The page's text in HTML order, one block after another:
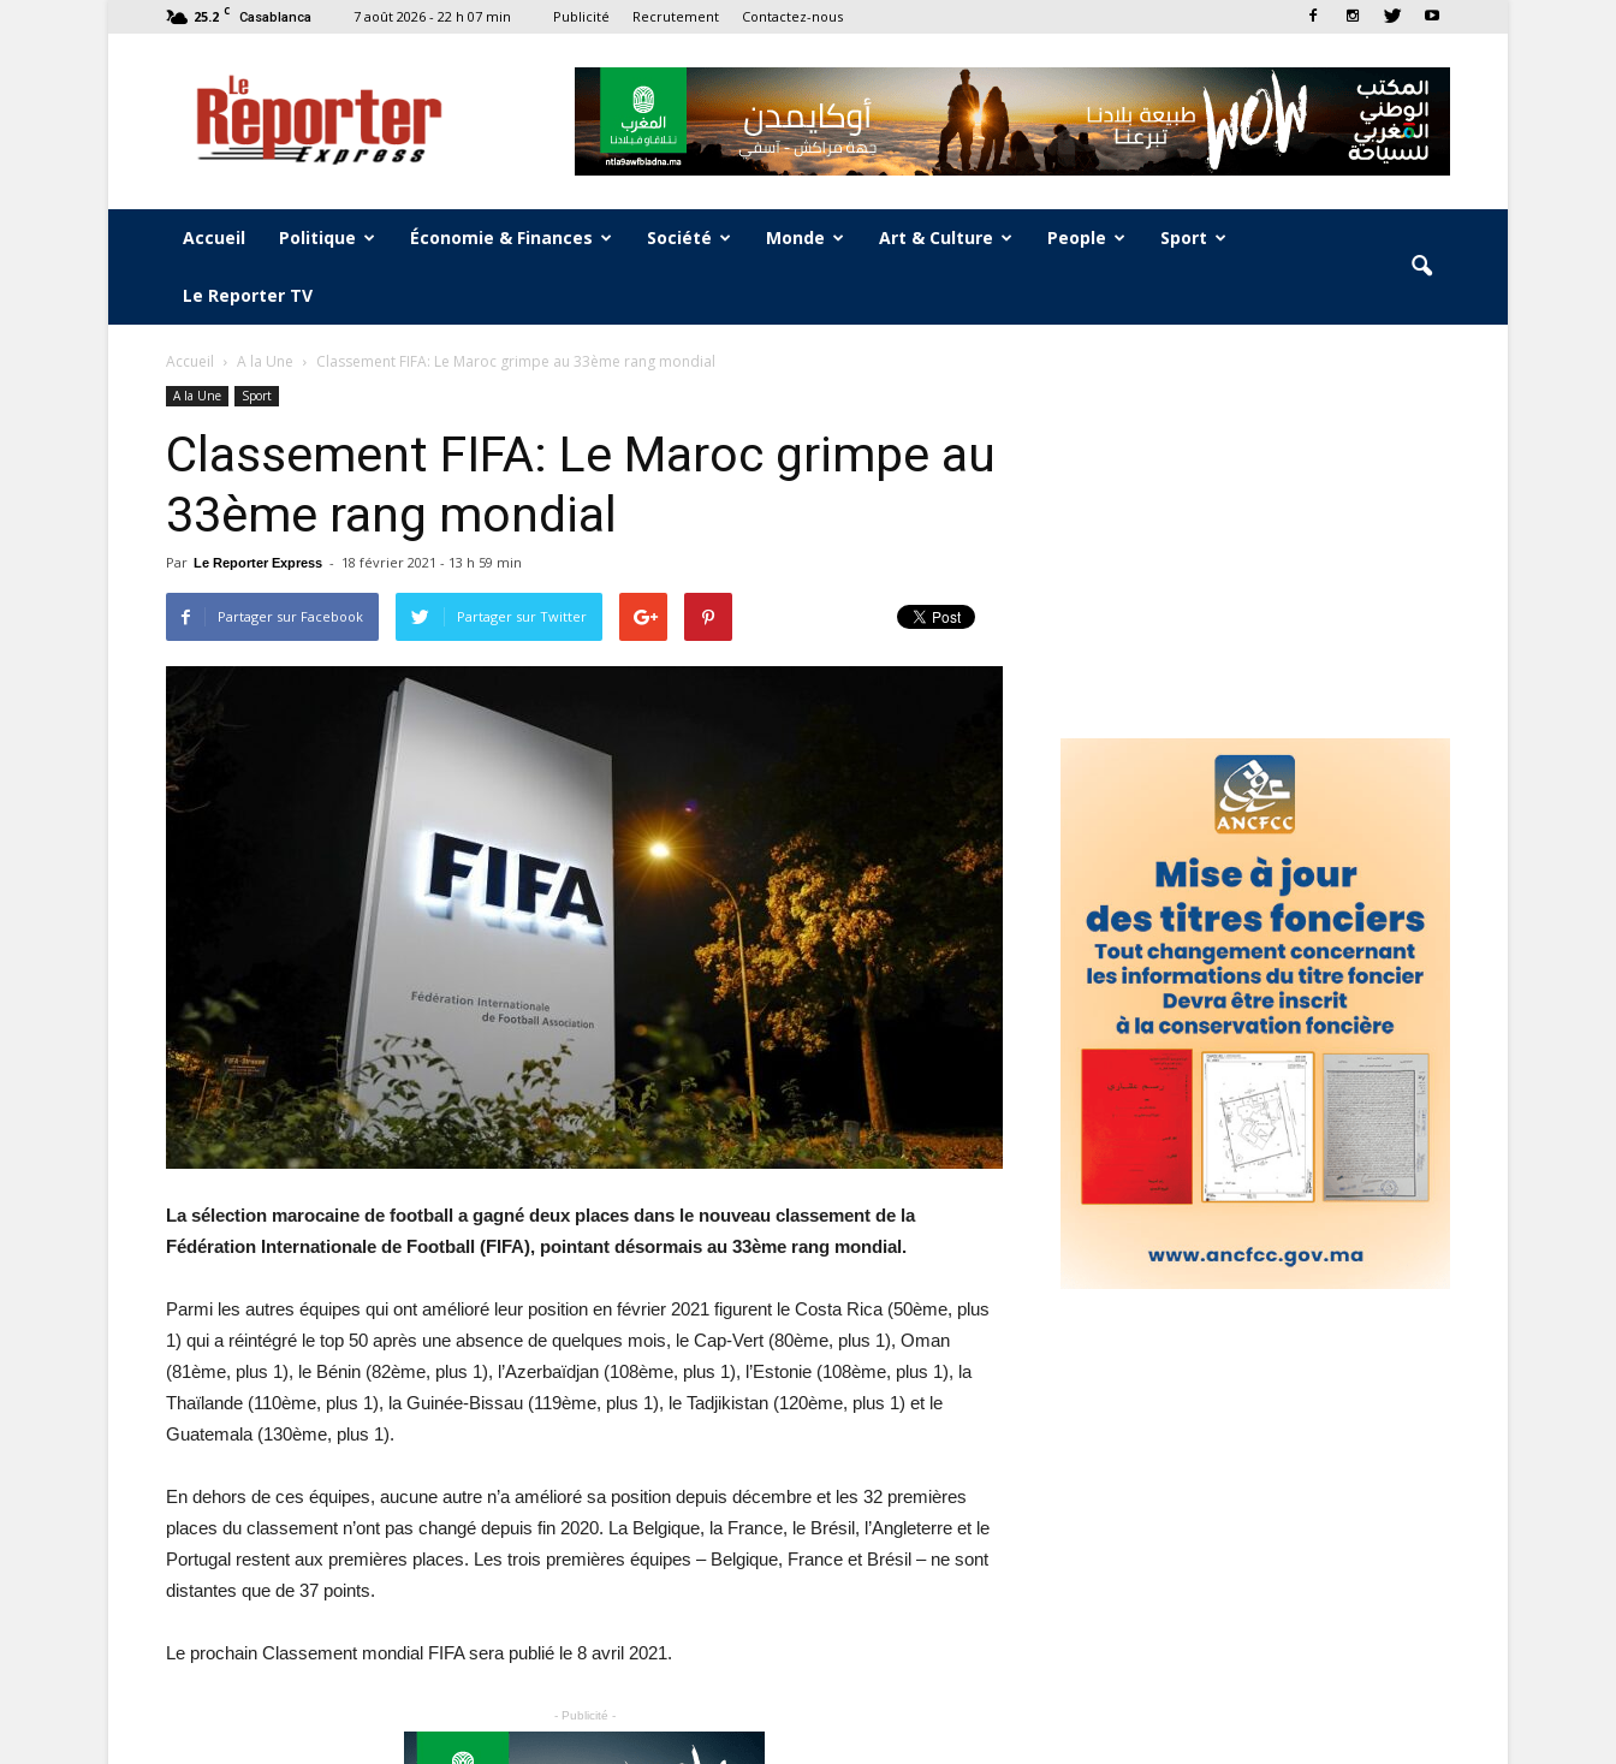
25.2 C Casablanca 7 août 2026 - 22 h 07 min Publicité Recrutement Contactez-nous
Le
Reporter
Express
Accueil Politique Économie & Finances Société Monde Art & Culture People Sport
Le Reporter TV
Accueil A la Une Classement FIFA: Le Maroc grimpe au 33ème rang mondial
A la Une Sport
Classement FIFA: Le Maroc grimpe au
33ème rang mondial
Par Le Reporter Express - 18 février 2021 - 13 h 59 min
Partager sur Facebook Partager sur Twitter
La sélection marocaine de football a gagné deux places dans le nouveau classement de la
Fédération Internationale de Football (FIFA), pointant désormais au 33ème rang mondial.
Parmi les autres équipes qui ont amélioré leur position en février 2021 figurent le Costa Rica (50ème, plus
1) qui a réintégré le top 50 après une absence de quelques mois, le Cap-Vert (80ème, plus 1), Oman
(81ème, plus 1), le Bénin (82ème, plus 1), l’Azerbaïdjan (108ème, plus 1), l’Estonie (108ème, plus 1), la
Thaïlande (110ème, plus 1), la Guinée-Bissau (119ème, plus 1), le Tadjikistan (120ème, plus 1) et le
Guatemala (130ème, plus 1).
En dehors de ces équipes, aucune autre n’a amélioré sa position depuis décembre et les 32 premières
places du classement n’ont pas changé depuis fin 2020. La Belgique, la France, le Brésil, l’Angleterre et le
Portugal restent aux premières places. Les trois premières équipes – Belgique, France et Brésil – ne sont
distantes que de 37 points.
Le prochain Classement mondial FIFA sera publié le 8 avril 2021.
- Publicité -